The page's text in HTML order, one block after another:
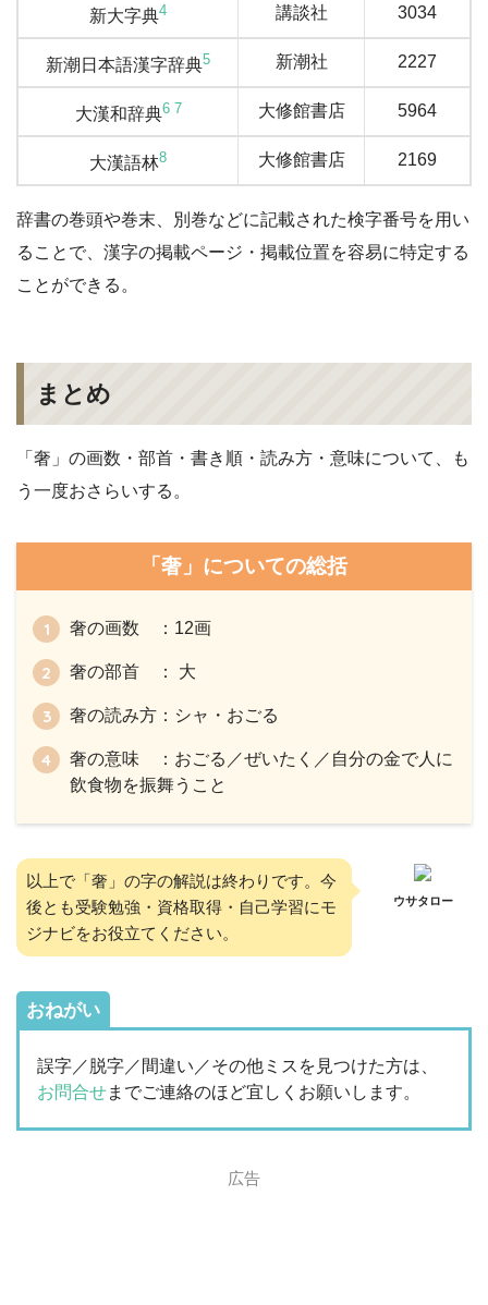
新大字典4 講談社 3034
新潮日本語漢字辞典5 新潮社 2227
大漢和辞典6 7 大修館書店 5964
大漢語林8 大修館書店 2169
辞書の巻頭や巻末、別巻などに記載された検字番号を用い
ることで、漢字の掲載ページ・掲載位置を容易に特定する
ことができる。
まとめ
「奢」の画数・部首・書き順・読み方・意味について、も
う一度おさらいする。
「奢」についての総括
奢の画数 ：12画
奢の部首 ： 大
奢の読み方：シャ・おごる
奢の意味 ：おごる／ぜいたく／自分の金で人に
飲食物を振舞うこと
以上で「奢」の字の解説は終わりです。今
後とも受験勉強・資格取得・自己学習にモ
ジナビをお役立てください。
ウサタロー
おねがい
誤字／脱字／間違い／その他ミスを見つけた方は、
お問合せまでご連絡のほど宜しくお願いします。
広告